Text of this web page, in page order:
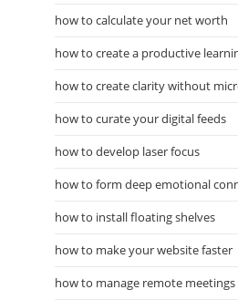
how to calculate your net worth
how to create a productive
how to create clarity without
how to curate your digital feeds
how to develop laser focus
how to form deep emotional
how to install floating shelves
how to make your website faster
how to manage remote meetings